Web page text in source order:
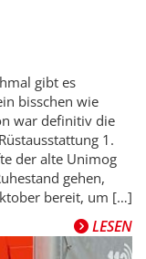
gibt es
bisschen wie
war definitiv die
1.
der alte Unimog
gehen,
bereit, um […]
LESEN